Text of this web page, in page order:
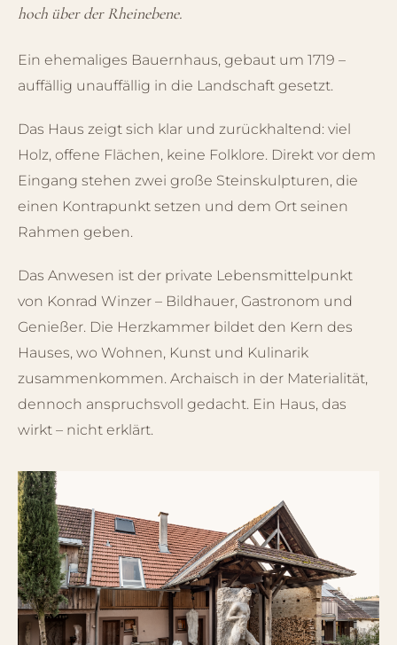
hoch über der Rheinebene.
Ein ehemaliges Bauernhaus, gebaut um 1719 –
auffällig unauffällig in die Landschaft gesetzt.
Das Haus zeigt sich klar und zurückhaltend: viel
Holz, offene Flächen, keine Folklore. Direkt vor dem
Eingang stehen zwei große Steinskulpturen, die
einen Kontrapunkt setzen und dem Ort seinen
Rahmen geben.
Das Anwesen ist der private Lebensmittelpunkt
von Konrad Winzer – Bildhauer, Gastronom und
Genießer. Die Herzkammer bildet den Kern des
Hauses, wo Wohnen, Kunst und Kulinarik
zusammenkommen. Archaisch in der Materialität,
dennoch anspruchsvoll gedacht. Ein Haus, das
wirkt – nicht erklärt.